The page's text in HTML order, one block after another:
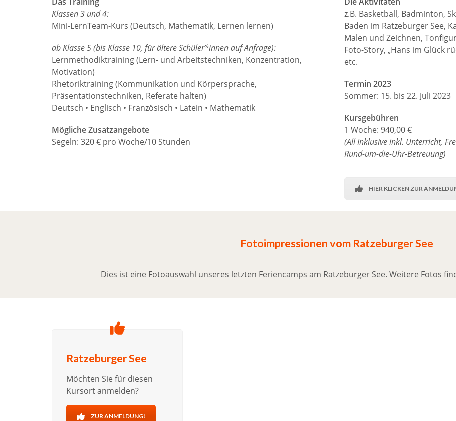
Klassen 3 und 4:
Mini-LernTeam-Kurs (Deutsch, Mathematik, Lernen lernen)
ab Klasse 5 (bis Klasse 10, für ältere Schüler*innen auf Anfrage):
Lernmethodiktraining (Lern- und Arbeitstechniken, Konzentration,
Motivation)
Rhetoriktraining (Kommunikation und Körpersprache,
Präsentationstechniken, Referate halten)
Deutsch • Englisch • Französisch • Latein • Mathematik
Mögliche Zusatzangebote
Segeln: 320 € pro Woche/10 Stunden
z.B. Basketball, Badminton,
Baden im Ratzeburger See,
Malen und Zeichnen,
Foto-Story, „Hans im Glück
etc.
Termin 2023
Sommer: 15. bis 22. Juli 2023
Kursgebühren
1 Woche: 940,00 €
(All Inklusive inkl. Unterricht,
Rund-um-die-Uhr-Betreuung)
HIER KLICKEN ZUR
Fotoimpressionen vom Ratzeburger See
Dies ist eine Fotoauswahl unseres letzten Feriencamps am Ratzeburger See. Weitere Fotos
Ratzeburger See
Möchten Sie für diesen
Kursort anmelden?
ZUR ANMELDUNG!